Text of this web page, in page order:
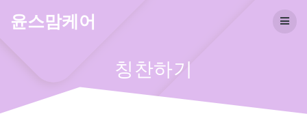
윤스맘케어
칭찬하기